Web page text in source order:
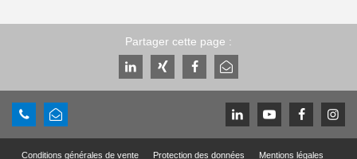
Partager cette page :
Conditions générales de vente Protection des données Mentions légales